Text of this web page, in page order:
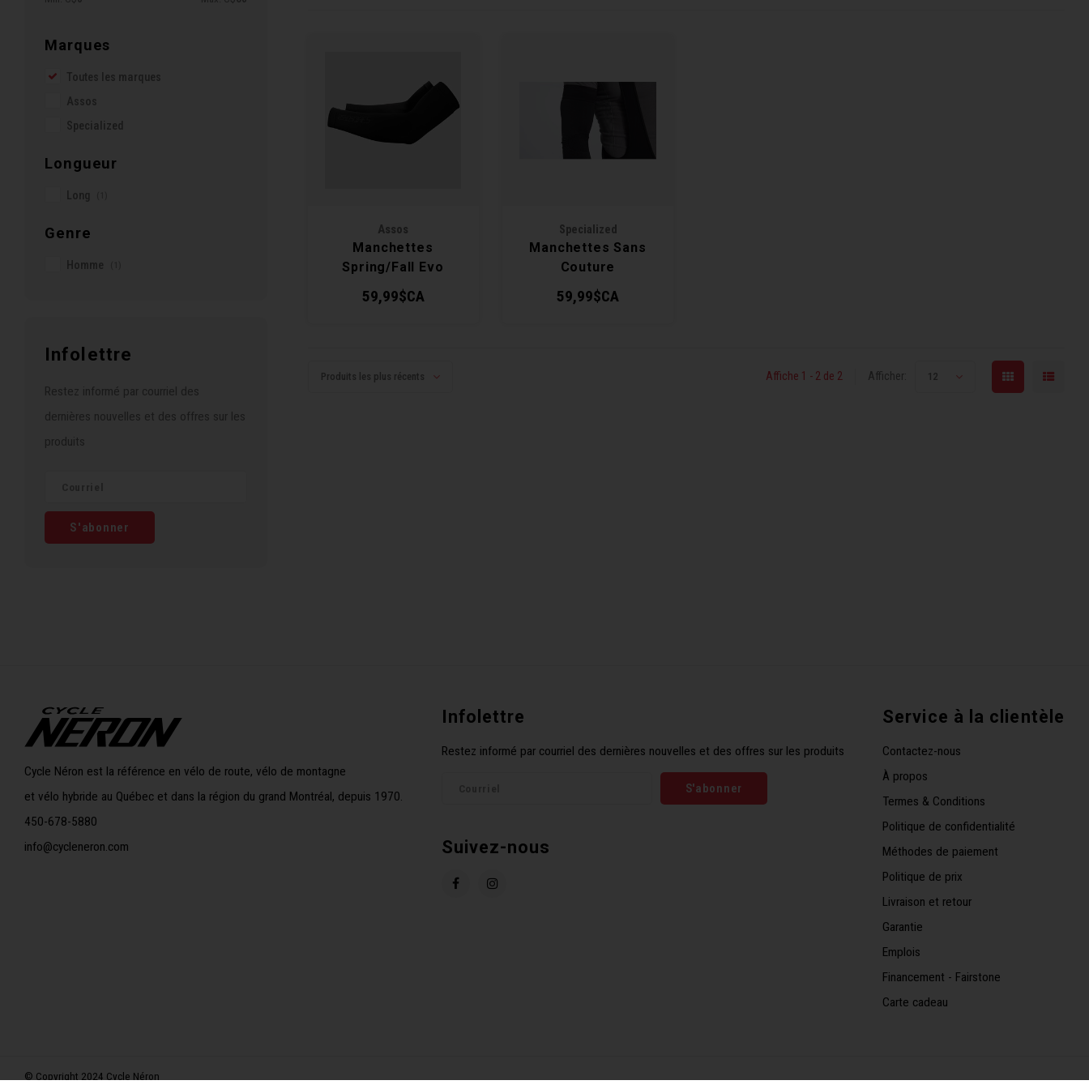
Marques
Toutes les marques
Assos
Specialized
Longueur
Long
Genre
Homme
Infolettre
Restez informé par courriel des
dernières nouvelles et des offres sur les
produits
S'abonner
Assos
Manchettes
Spring/Fall Evo
59,99$CA
Specialized
Manchettes Sans
Couture
59,99$CA
Produits les plus récents Affiche 1 - 2 de 2 Afficher: 12
Cycle Néron est la référence en vélo de route, vélo de montagne
et vélo hybride au Québec et dans la région du grand Montréal, depuis 1970.
450-678-5880
info@cycleneron.com
Infolettre
Restez informé par courriel des dernières nouvelles et des offres sur les produits
S'abonner
Suivez-nous
Service à la clientèle
Contactez-nous
À propos
Termes & Conditions
Politique de confidentialité
Méthodes de paiement
Politique de prix
Livraison et retour
Garantie
Emplois
Financement - Fairstone
Carte cadeau